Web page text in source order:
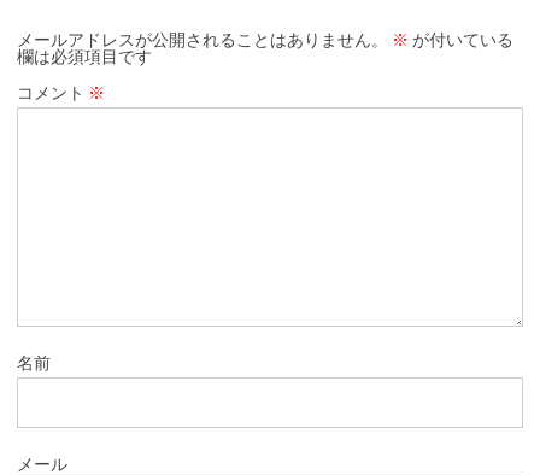
メールアドレスが公開されることはありません。 ※ が付いている
欄は必須項目です
コメント ※
名前
メール